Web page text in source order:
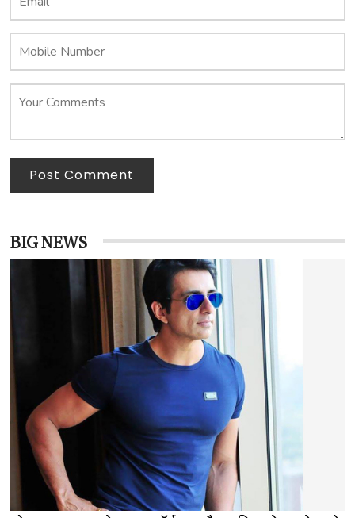
Post Comment
BIG NEWS